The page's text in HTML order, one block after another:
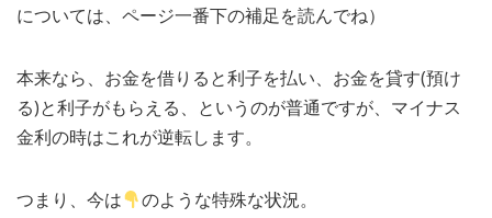
については、ページ一番下の補足を読んでね）
本来なら、お金を借りると利子を払い、お金を貸す(預け
る)と利子がもらえる、というのが普通ですが、マイナス
金利の時はこれが逆転します。
つまり、今は
のような特殊な状況。